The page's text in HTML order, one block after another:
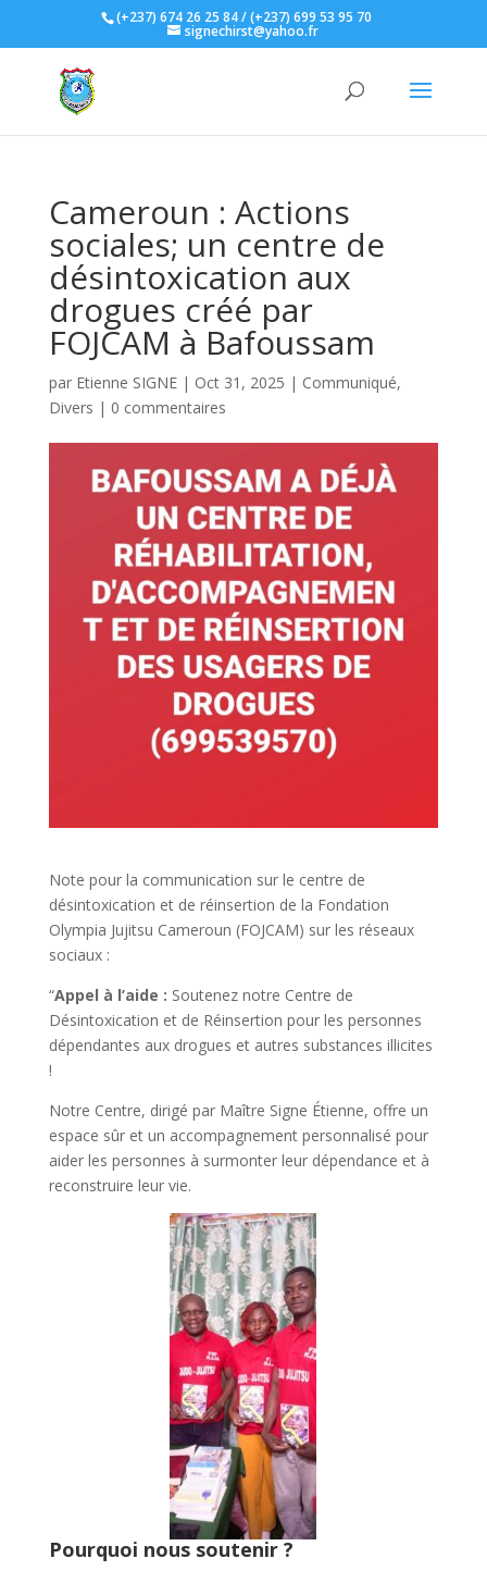
(+237) 674 26 25 84 / (+237) 699 53 95 70
signechirst@yahoo.fr
Cameroun : Actions
sociales; un centre de
désintoxication aux
drogues créé par
FOJCAM à Bafoussam
par Etienne SIGNE| Oct 31, 2025 | Communiqué,
Divers | 0 commentaires
Note pour la communication sur le centre de
désintoxication et de réinsertion de la Fondation
Olympia Jujitsu Cameroun (FOJCAM) sur les réseaux
sociaux :
“Appel à l’aide : Soutenez notre Centre de
Désintoxication et de Réinsertion pour les personnes
dépendantes aux drogues et autres substances illicites
!
Notre Centre, dirigé par Maître Signe Étienne, offre un
espace sûr et un accompagnement personnalisé pour
aider les personnes à surmonter leur dépendance et à
reconstruire leur vie.
Pourquoi nous soutenir ?